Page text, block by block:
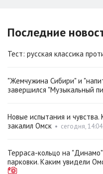
Последние
Тест: русская классика
"Жемчужина Сибири" и
завершился "Музыкальный
Новые испытания и
закалил Омск • сегодня, 14:04
Терраса-кольцо на
парковки. Каким увидели